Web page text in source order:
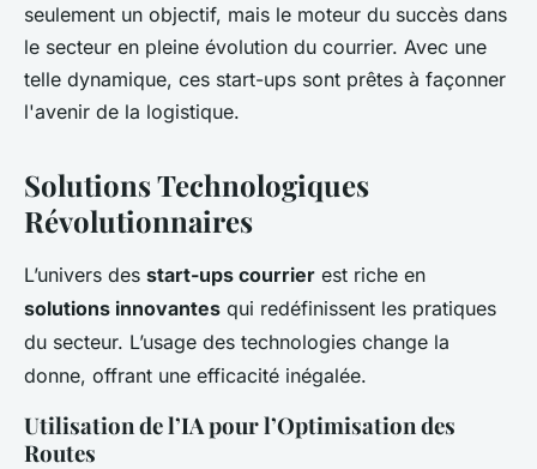
seulement un objectif, mais le moteur du succès dans
le secteur en pleine évolution du courrier. Avec une
telle dynamique, ces start-ups sont prêtes à façonner
l'avenir de la logistique.
Solutions Technologiques
Révolutionnaires
L’univers des start-ups courrier est riche en
solutions innovantes qui redéfinissent les pratiques
du secteur. L’usage des technologies change la
donne, offrant une efficacité inégalée.
Utilisation de l’IA pour l’Optimisation des
Routes